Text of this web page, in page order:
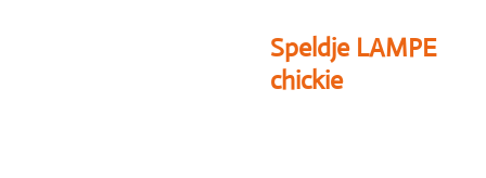
Speldje LAMPE
chickie